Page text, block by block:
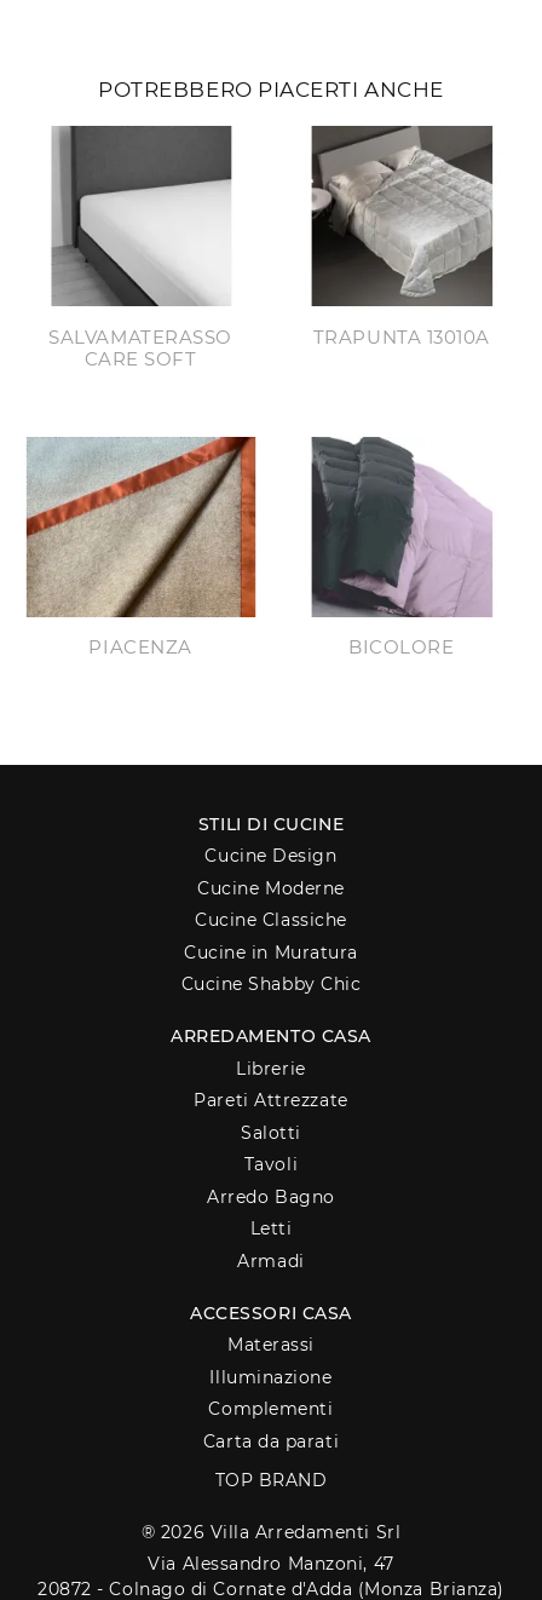
POTREBBERO PIACERTI ANCHE
SALVAMATERASSO
CARE SOFT
TRAPUNTA 13010A
PIACENZA BICOLORE
STILI DI CUCINE
Cucine Design
Cucine Moderne
Cucine Classiche
Cucine in Muratura
Cucine Shabby Chic
ARREDAMENTO CASA
Librerie
Pareti Attrezzate
Salotti
Tavoli
Arredo Bagno
Letti
Armadi
ACCESSORI CASA
Materassi
Illuminazione
Complementi
Carta da parati
TOP BRAND
® 2026 Villa Arredamenti Srl
Via Alessandro Manzoni, 47
20872 - Colnago di Cornate d'Adda (Monza Brianza)